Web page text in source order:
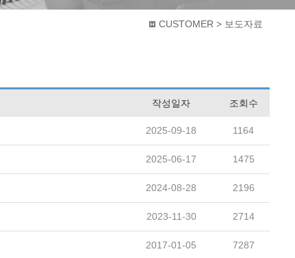
CUSTOMER > 보도자료
작성일자 조회수
2025-09-18 1164
2025-06-17 1475
2024-08-28 2196
2023-11-30 2714
2017-01-05 7287